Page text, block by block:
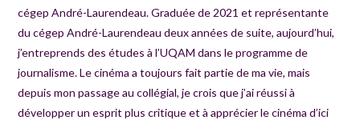
cégep André-Laurendeau. Graduée de 2021 et représentante
du cégep André-Laurendeau deux années de suite, aujourd’hui,
j’entreprends des études à l’UQAM dans le programme de
journalisme. Le cinéma a toujours fait partie de ma vie, mais
depuis mon passage au collégial, je crois que j’ai réussi à
développer un esprit plus critique et à apprécier le cinéma d’ici